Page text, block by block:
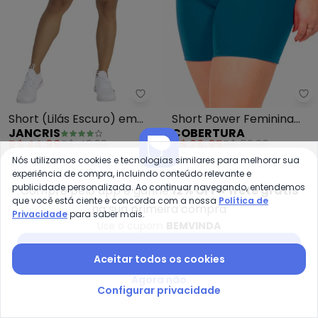
Jancris - Short (Lilás Escuro)
Short (Lilás Escuro) em
Malha com Elastano
JANCRIS
R$ 44,99R$ 49,99
Short Power Feminina
(Azul)
COBERTURA
R$ 26,95R$ 59,90
-70%
-60%
Compre pelo app e ganhe12% OFF + frete grátis
na sua primeira compra
Nós utilizamos cookies e tecnologias similares para melhorar sua
experiência de compra, incluindo conteúdo relevante e
publicidade personalizada. Ao continuar navegando, entendemos
que você está ciente e concorda com a nossa Política de
Privacidadepara saber mais.
Aceitar todos os cookies
Configurar privacidade